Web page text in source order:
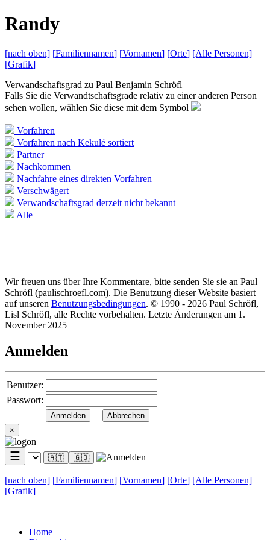
Randy
[nach oben] [Familiennamen] [Vornamen] [Orte] [Alle Personen]
[Grafik]
Verwandschaftsgrad zu Paul Benjamin Schröfl
Falls Sie die Verwandtschaftsgrade relativ zu einer anderen Person
sehen wollen, wählen Sie diese mit dem Symbol
Vorfahren
Vorfahren nach Kekulé sortiert
Partner
Nachkommen
Nachfahre eines direkten Vorfahren
Verschwägert
Verwandschaftsgrad derzeit nicht bekannt
Alle
Wir freuen uns über Ihre Kommentare, bitte senden Sie sie an Paul
Schröfl (paulischroefl.com). Die Benutzung dieser Website basiert
auf unseren Benutzungsbedingungen. © 1990 - 2026 Paul Schröfl,
Lisl Schröfl, alle Rechte vorbehalten. Letzte Änderungen am 1.
November 2025
Anmelden
Benutzer:
Passwort:
×
☰ 🇦🇹 🇬🇧
[nach oben] [Familiennamen] [Vornamen] [Orte] [Alle Personen]
[Grafik]
Home